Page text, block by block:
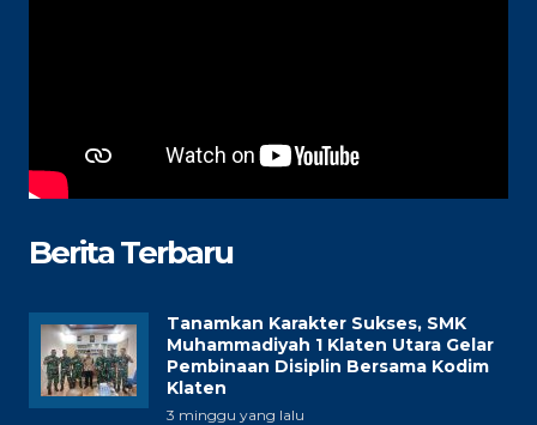
Berita Terbaru
Tanamkan Karakter Sukses, SMK
Muhammadiyah 1 Klaten Utara Gelar
Pembinaan Disiplin Bersama Kodim
Klaten
3 minggu yang lalu